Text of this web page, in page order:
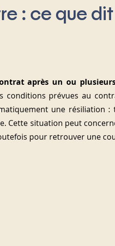
: ce que
après un ou
conditions prévues au
une résiliation :
Cette situation peut
pour retrouver une